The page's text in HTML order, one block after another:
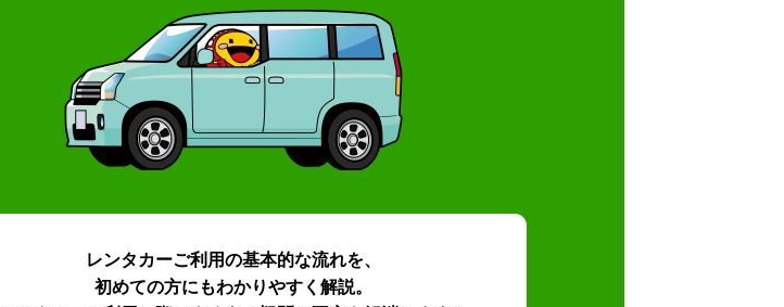
レンタカーご利用の基本的な流れを、
初めての方にもわかりやすく解説。